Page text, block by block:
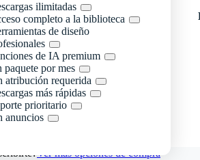
ilimitadas
completo a la biblioteca
de diseño
de IA premium
paquete por mes
atribución requerida
más rápidas
prioritario
anuncios
Ver más opciones de compra